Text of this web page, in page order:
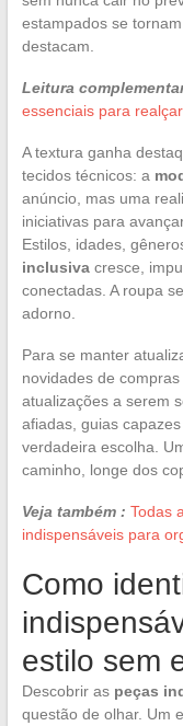
estampados se
destacam.
Leitura
essenciais para
A textura ganha
tecidos técnicos: a
anúncio, mas uma
iniciativas para
Estilos, idades,
inclusivacresce,
conectadas. A roupa
adorno.
Para se manter
novidades de
atualizações a serem
afiadas, guias
verdadeira escolha.
caminho, longe dos
Veja também : Todas
indispensáveis para
Como
estilo sem
Descobrir as peças
questão de olhar. Um